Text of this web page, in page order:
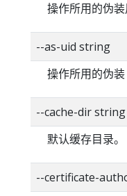
操作所用的伪
--as-uid string
操作所用的伪装
--cache-dir
默认缓存目录。
--certificate-